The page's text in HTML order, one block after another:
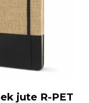
jute R-PET